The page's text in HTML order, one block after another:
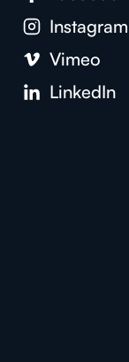
Instagram
Vimeo
LinkedIn